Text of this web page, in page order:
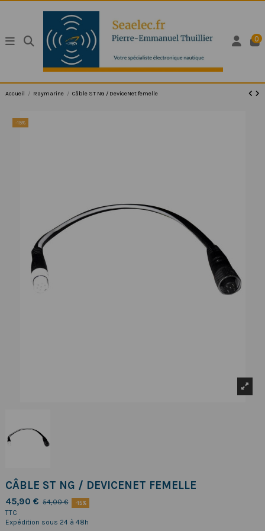
0
Accueil Raymarine Câble ST NG / DeviceNet femelle
-15%
CÂBLE ST NG / DEVICENET FEMELLE
45,90 € 54,00 € -15%
TTC
Expédition sous 24 à 48h